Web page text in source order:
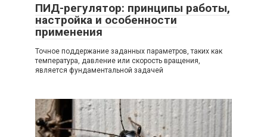
ПИД-регулятор: принципы работы,
настройка и особенности
применения
Точное поддержание заданных параметров, таких как
температура, давление или скорость вращения,
является фундаментальной задачей